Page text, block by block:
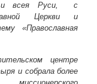
и всея Руси, с
Церкви и
«Православная
центре
и собрала более